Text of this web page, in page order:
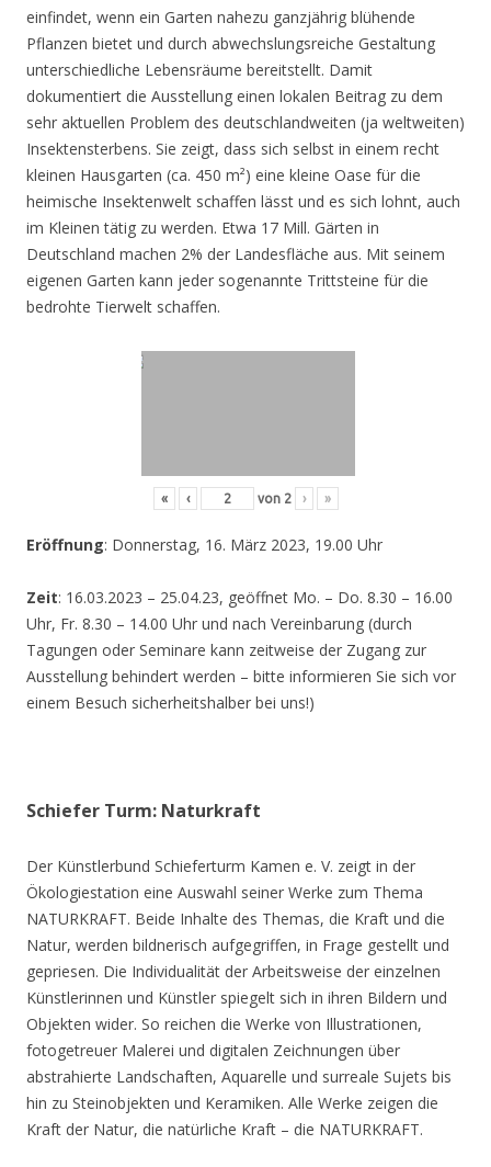
einfindet, wenn ein Garten nahezu ganzjährig blühende
Pflanzen bietet und durch abwechslungsreiche Gestaltung
unterschiedliche Lebensräume bereitstellt. Damit
dokumentiert die Ausstellung einen lokalen Beitrag zu dem
sehr aktuellen Problem des deutschlandweiten (ja weltweiten)
Insektensterbens. Sie zeigt, dass sich selbst in einem recht
kleinen Hausgarten (ca. 450 m²) eine kleine Oase für die
heimische Insektenwelt schaffen lässt und es sich lohnt, auch
im Kleinen tätig zu werden. Etwa 17 Mill. Gärten in
Deutschland machen 2% der Landesfläche aus. Mit seinem
eigenen Garten kann jeder sogenannte Trittsteine für die
bedrohte Tierwelt schaffen.
« ‹ von 2 › »
Eröffnung: Donnerstag, 16. März 2023, 19.00 Uhr
Zeit: 16.03.2023 – 25.04.23, geöffnet Mo. – Do. 8.30 – 16.00
Uhr, Fr. 8.30 – 14.00 Uhr und nach Vereinbarung (durch
Tagungen oder Seminare kann zeitweise der Zugang zur
Ausstellung behindert werden – bitte informieren Sie sich vor
einem Besuch sicherheitshalber bei uns!)
Schiefer Turm: Naturkraft
Der Künstlerbund Schieferturm Kamen e. V. zeigt in der
Ökologiestation eine Auswahl seiner Werke zum Thema
NATURKRAFT. Beide Inhalte des Themas, die Kraft und die
Natur, werden bildnerisch aufgegriffen, in Frage gestellt und
gepriesen. Die Individualität der Arbeitsweise der einzelnen
Künstlerinnen und Künstler spiegelt sich in ihren Bildern und
Objekten wider. So reichen die Werke von Illustrationen,
fotogetreuer Malerei und digitalen Zeichnungen über
abstrahierte Landschaften, Aquarelle und surreale Sujets bis
hin zu Steinobjekten und Keramiken. Alle Werke zeigen die
Kraft der Natur, die natürliche Kraft – die NATURKRAFT.